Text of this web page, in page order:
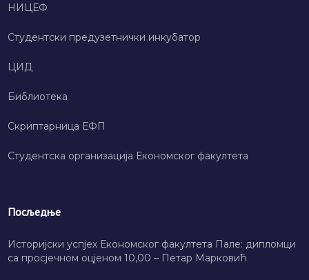
НИЦЕФ
Студентски предузетнички инкубатор
ЦИД
Библиотека
Скриптарница ЕФП
Студентска организација Економског факултета
Посљедње
Историјски успјех Економског факултета Пале: дипломци
са просјечном оцјеном 10,00 – Петар Марковић